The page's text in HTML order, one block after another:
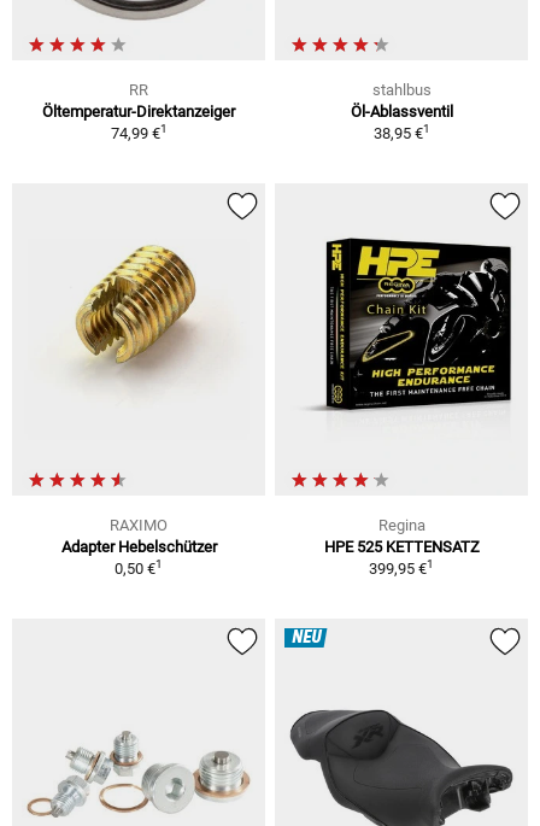
RR
Öltemperatur-Direktanzeiger
74,99 €1
stahlbus
Öl-Ablassventil
38,95 €1
RAXIMO
Adapter Hebelschützer
0,50 €1
Regina
HPE 525 KETTENSATZ
399,95 €1
NEU